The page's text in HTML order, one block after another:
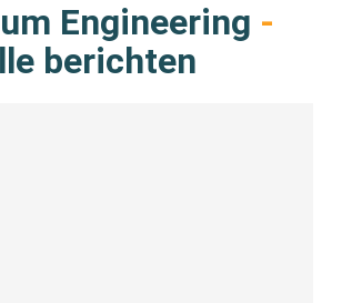
Engineering -
berichten